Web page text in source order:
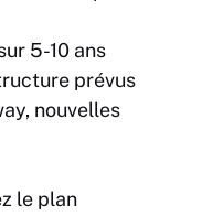
5-10 ans
prévus
nouvelles
le plan